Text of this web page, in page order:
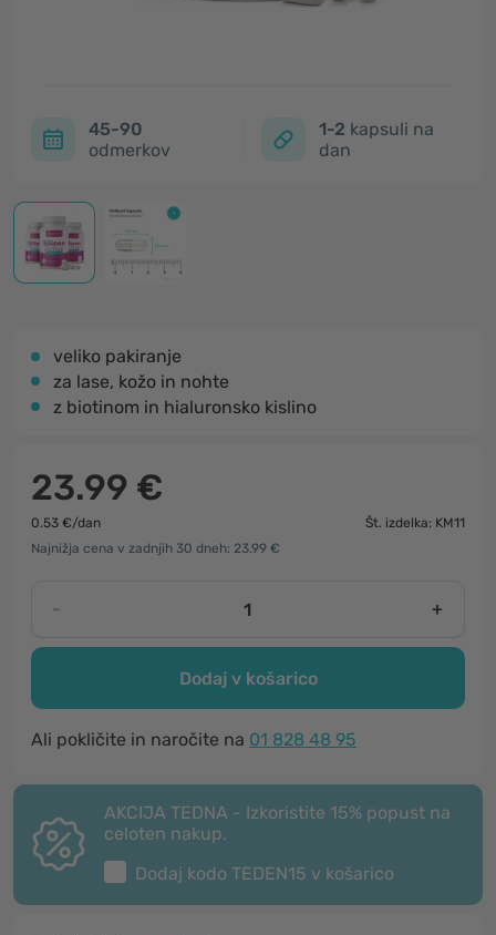
45-90
odmerkov
1-2 kapsuli na
dan
veliko pakiranje
za lase, kožo in nohte
z biotinom in hialuronsko kislino
23.99 €
0.53 €/dan
Št. izdelka: KM11
Najnižja cena v zadnjih 30 dneh: 23.99 €
- +
Dodaj v košarico
Ali pokličite in naročite na 01 828 48 95
AKCIJA TEDNA - Izkoristite 15% popust na
celoten nakup.
Dodaj kodo TEDEN15 v košarico